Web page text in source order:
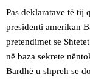
Pas deklaratave të tij
presidenti amerikan
pretendimet se
në baza sekrete
Bardhë u shpreh se